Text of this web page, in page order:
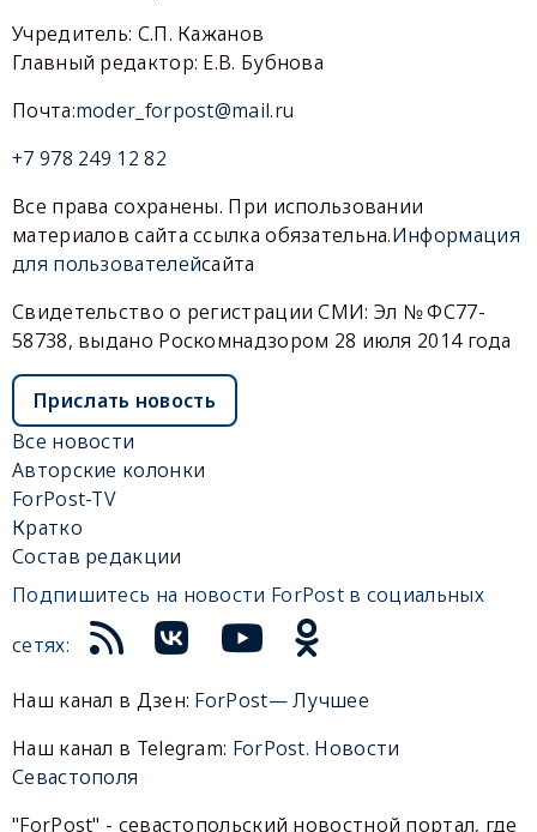
Учредитель: С.П. Кажанов
Главный редактор: Е.В. Бубнова
Почта:moder_forpost@mail.ru
+7 978 249 12 82
Все права сохранены. При использовании
материалов сайта ссылка обязательна.Информация
для пользователейсайта
Свидетельство о регистрации СМИ: Эл № ФС77-
58738, выдано Роскомнадзором 28 июля 2014 года
Прислать новость
Все новости
Авторские колонки
ForPost-TV
Кратко
Состав редакции
Подпишитесь на новости ForPost в социальных
сетях:
Наш канал в Дзен: ForPost— Лучшее
Наш канал в Telegram: ForPost. Новости
Севастополя
"ForPost" - севастопольский новостной портал, где